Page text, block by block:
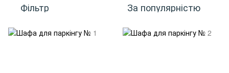
Фільтр За популярністю